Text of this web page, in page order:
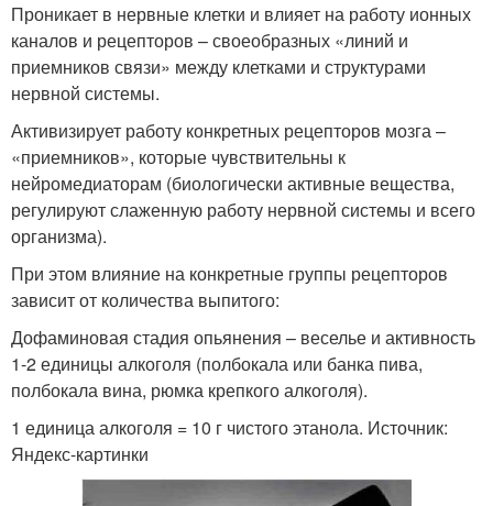
Проникает в нервные клетки и влияет на работу ионных
каналов и рецепторов – своеобразных «линий и
приемников связи» между клетками и структурами
нервной системы.
Активизирует работу конкретных рецепторов мозга –
«приемников», которые чувствительны к
нейромедиаторам (биологически активные вещества,
регулируют слаженную работу нервной системы и всего
организма).
При этом влияние на конкретные группы рецепторов
зависит от количества выпитого:
Дофаминовая стадия опьянения – веселье и активность
1-2 единицы алкоголя (полбокала или банка пива,
полбокала вина, рюмка крепкого алкоголя).
1 единица алкоголя = 10 г чистого этанола. Источник:
Яндекс-картинки